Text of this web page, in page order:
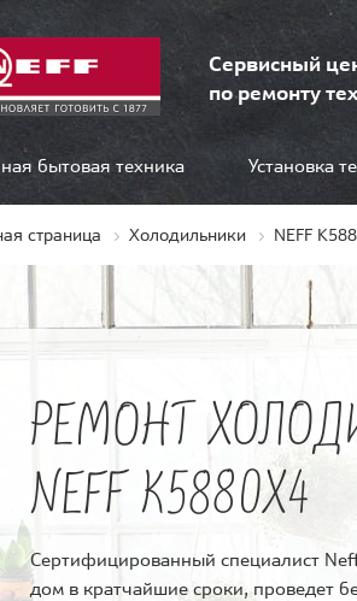
Сервисный
по ремонту
бытовая техника Установка
страница Холодильники NEFF
РЕМОНТ
NEFF K5880X4
Сертифицированный специалист
дом в кратчайшие сроки, проведет